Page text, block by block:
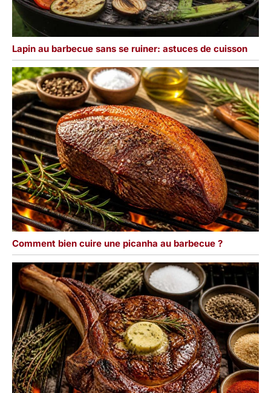
polyvalents conviennent
à de nombreuses
situations : repas en
buffets de fêtes, pique-
niques (légers et
incassables) ou encore
services de restauration.
Idéaux pour le ketchup,
la moutarde, la sauce
soja, la sauce piquante et
bien d'autres
condiments, ils
répondent à tous les
besoins en trempettes et
en portions. Ils peuvent
également servir de
petits contenants de
rangement pour divers
accessoires du
quotidien.
Lapin au barbecue sans se ruiner: astuces de cuisson
Comment bien cuire une picanha au barbecue ?